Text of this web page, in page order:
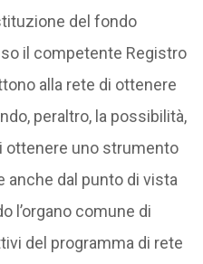
del fondo
il competente Registro
alla rete di ottenere
peraltro, la possibilità,
ottenere uno strumento
dal punto di vista
l’organo comune di
del programma di rete